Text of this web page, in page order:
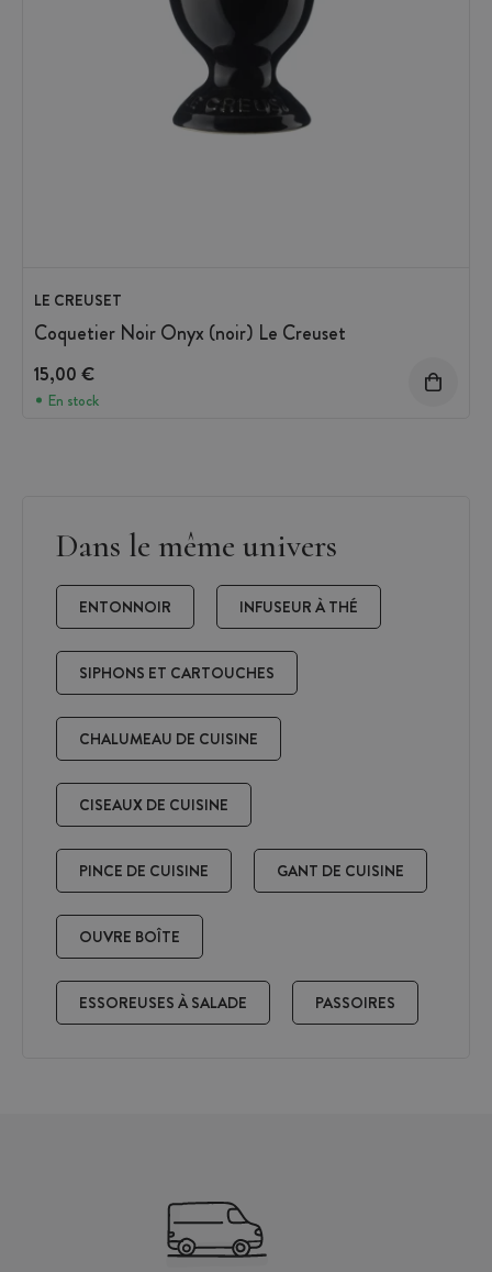
LE CREUSET
Coquetier Noir Onyx (noir) Le Creuset
15,00 €
En stock
Dans le même univers
ENTONNOIR INFUSEUR À THÉ
SIPHONS ET CARTOUCHES
CHALUMEAU DE CUISINE
CISEAUX DE CUISINE
PINCE DE CUISINE GANT DE CUISINE
OUVRE BOÎTE
ESSOREUSES À SALADE PASSOIRES